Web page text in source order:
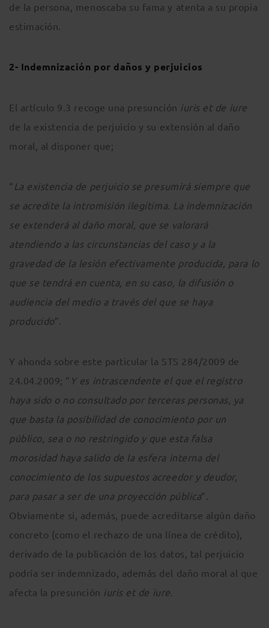
de la persona, menoscaba su fama y atenta a su propia
estimación.
2- Indemnización por daños y perjuicios
El artículo 9.3 recoge una presunción iuris et de iure
de la existencia de perjuicio y su extensión al daño
moral, al disponer que;
“ La existencia de perjuicio se presumirá siempre que
se acredite la intromisión ilegítima. La indemnización
se extenderá al daño moral, que se valorará
atendiendo a las circunstancias del caso y a la
gravedad de la lesión efectivamente producida, para lo
que se tendrá en cuenta, en su caso, la difusión o
audiencia del medio a través del que se haya
producido”.
Y ahonda sobre este particular la STS 284/2009 de
24.04.2009; “ Y es intrascendente el que el registro
haya sido o no consultado por terceras personas, ya
que basta la posibilidad de conocimiento por un
público, sea o no restringido y que esta falsa
morosidad haya salido de la esfera interna del
conocimiento de los supuestos acreedor y deudor,
para pasar a ser de una proyección pública”.
Obviamente si, además, puede acreditarse algún daño
concreto (como el rechazo de una línea de crédito),
derivado de la publicación de los datos, tal perjuicio
podría ser indemnizado, además del daño moral al que
afecta la presunción iuris et de iure.